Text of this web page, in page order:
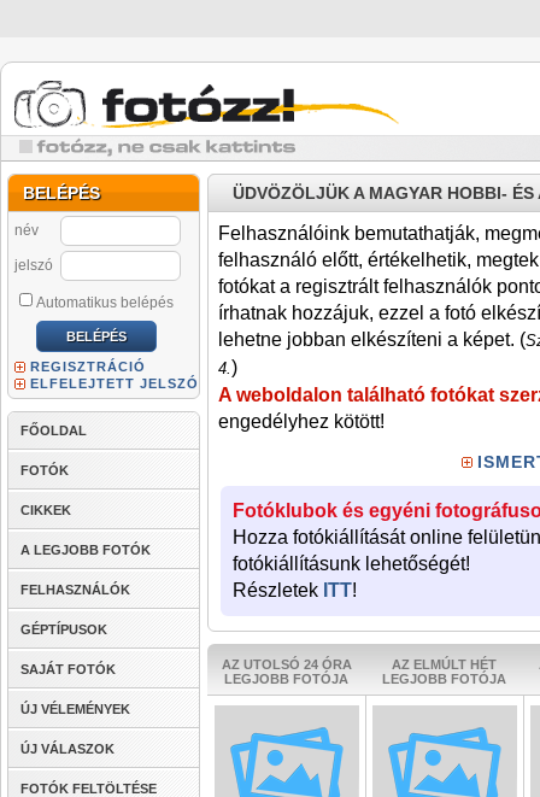
BELÉPÉS
név
jelszó
Automatikus belépés
REGISZTRÁCIÓ
ELFELEJTETT JELSZÓ
FŐOLDAL
FOTÓK
CIKKEK
A LEGJOBB FOTÓK
FELHASZNÁLÓK
GÉPTÍPUSOK
SAJÁT FOTÓK
ÚJ VÉLEMÉNYEK
ÚJ VÁLASZOK
FOTÓK FELTÖLTÉSE
ÜDVÖZÖLJÜK A MAGYAR HOBBI-
Felhasználóink bemutathatják,
felhasználó előtt, értékelhetik,
fotókat a regisztrált felhasználók
írhatnak hozzájuk, ezzel a fotó
lehetne jobban elkészíteni a képet. (
4.)
A weboldalon található fotókat
engedélyhez kötött!
Fotóklubok és egyéni
Hozza fotókiállítását online
fotókiállításunk lehetőségét!
Részletek ITT!
AZ UTOLSÓ 24 ÓRA
LEGJOBB FOTÓJA
AZ ELMÚLT HÉT
LEGJOBB FOTÓJA